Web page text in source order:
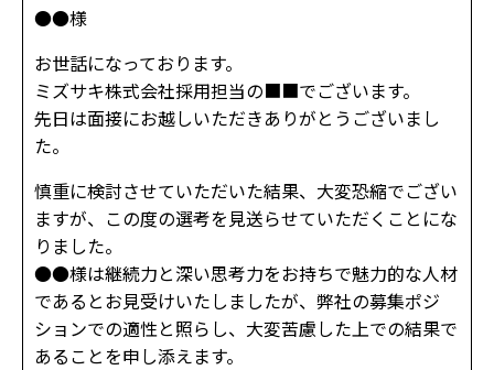
●●様
お世話になっております。
ミズサキ株式会社採用担当の■■でございます。
先日は面接にお越しいただきありがとうございまし
た。
慎重に検討させていただいた結果、大変恐縮でござい
ますが、この度の選考を見送らせていただくことにな
りました。
●●様は継続力と深い思考力をお持ちで魅力的な人材
であるとお見受けいたしましたが、弊社の募集ポジ
ションでの適性と照らし、大変苦慮した上での結果で
あることを申し添えます。